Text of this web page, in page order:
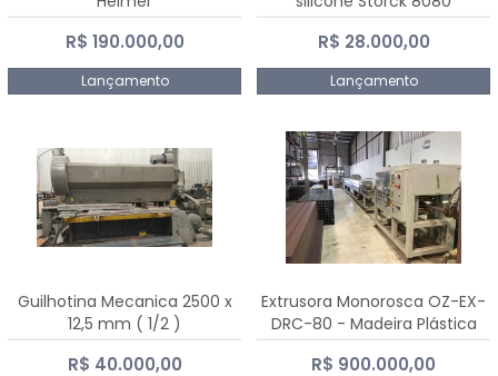
R$ 190.000,00
Lançamento
R$ 28.000,00
Lançamento
Guilhotina Mecanica 2500 x
12,5 mm ( 1/2 )
R$ 40.000,00
Extrusora Monorosca OZ-EX-
DRC-80 - Madeira Plástica
R$ 900.000,00